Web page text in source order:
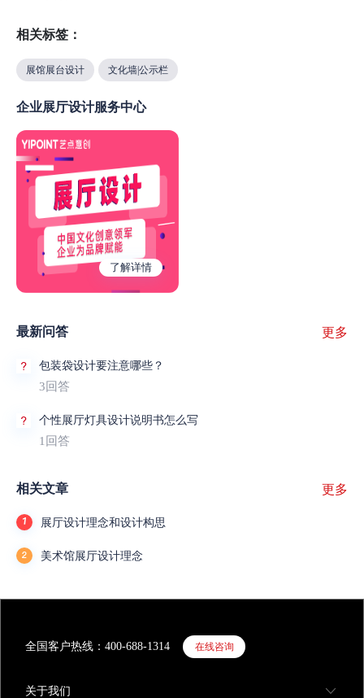
相关标签：
展馆展台设计 文化墙|公示栏
企业展厅设计服务中心
了解详情
最新问答 更多
包装袋设计要注意哪些？
3回答
个性展厅灯具设计说明书怎么写
1回答
相关文章 更多
展厅设计理念和设计构思
美术馆展厅设计理念
全国客户热线：400-688-1314 在线咨询
关于我们